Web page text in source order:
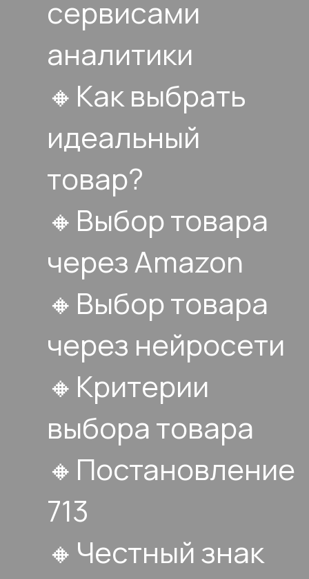
сервисами
аналитики
🔸Как выбрать
идеальный
товар?
🔸Выбор товара
через Amazon
🔸Выбор товара
через нейросети
🔸Критерии
выбора товара
🔸Постановление
713
🔸Честный знак